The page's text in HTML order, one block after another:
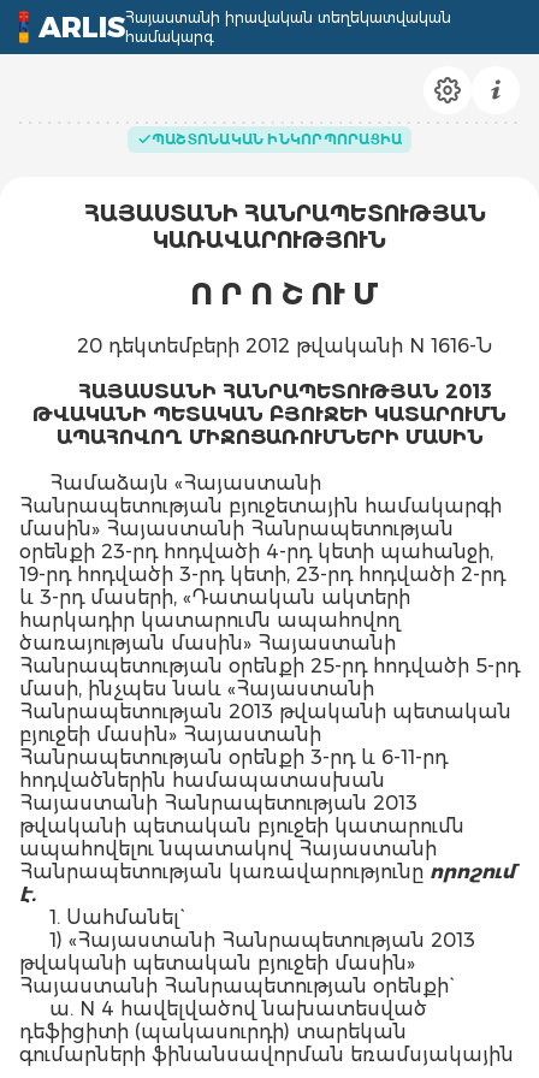
ARLISՀայաստանի իրավական տեղեկատվական
համակարգ
ՊԱՇՏՈՆԱԿԱՆ ԻՆԿՈՐՊՈՐԱՑԻԱ
ՀԱՅԱՍՏԱՆԻ ՀԱՆՐԱՊԵՏՈՒԹՅԱՆ
ԿԱՌԱՎԱՐՈՒԹՅՈՒՆ
Ո Ր Ո Շ ՈՒ Մ
20 դեկտեմբերի 2012 թվականի N 1616-Ն
ՀԱՅԱՍՏԱՆԻ ՀԱՆՐԱՊԵՏՈՒԹՅԱՆ 2013
ԹՎԱԿԱՆԻ ՊԵՏԱԿԱՆ ԲՅՈՒՋԵԻ ԿԱՏԱՐՈՒՄՆ
ԱՊԱՀՈՎՈՂ ՄԻՋՈՑԱՌՈՒՄՆԵՐԻ ՄԱՍԻՆ
Համաձայն «Հայաստանի
Հանրապետության բյուջետային համակարգի
մասին» Հայաստանի Հանրապետության
օրենքի 23-րդ հոդվածի 4-րդ կետի պահանջի,
19-րդ հոդվածի 3-րդ կետի, 23-րդ հոդվածի 2-րդ
և 3-րդ մասերի, «Դատական ակտերի
հարկադիր կատարումն ապահովող
ծառայության մասին» Հայաստանի
Հանրապետության օրենքի 25-րդ հոդվածի 5-րդ
մասի, ինչպես նաև «Հայաստանի
Հանրապետության 2013 թվականի պետական
բյուջեի մասին» Հայաստանի
Հանրապետության օրենքի 3-րդ և 6-11-րդ
հոդվածներին համապատասխան
Հայաստանի Հանրապետության 2013
թվականի պետական բյուջեի կատարումն
ապահովելու նպատակով Հայաստանի
Հանրապետության կառավարությունը որոշում
է.
1. Սահմանել`
1) «Հայաստանի Հանրապետության 2013
թվականի պետական բյուջեի մասին»
Հայաստանի Հանրապետության օրենքի`
ա. N 4 հավելվածով նախատեսված
դեֆիցիտի (պակասուրդի) տարեկան
գումարների ֆինանսավորման եռամսյակային